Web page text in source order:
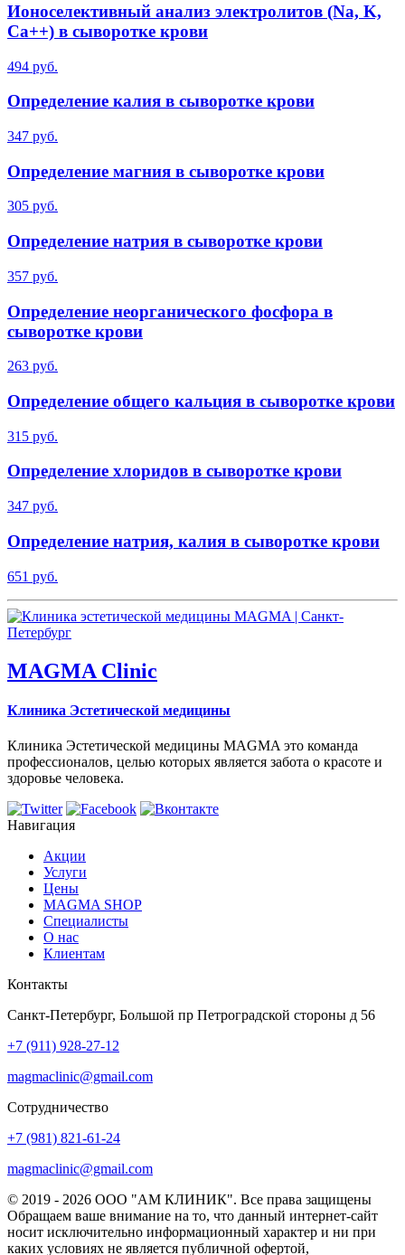
Ионоселективный анализ электролитов (Na, K,
Ca++) в сыворотке крови
494 руб.
Определение калия в сыворотке крови
347 руб.
Определение магния в сыворотке крови
305 руб.
Определение натрия в сыворотке крови
357 руб.
Определение неорганического фосфора в
сыворотке крови
263 руб.
Определение общего кальция в сыворотке крови
315 руб.
Определение хлоридов в сыворотке крови
347 руб.
Определение натрия, калия в сыворотке крови
651 руб.
MAGMA Clinic
Клиника Эстетической медицины
Клиника Эстетической медицины MAGMA это команда
профессионалов, целью которых является забота о красоте и
здоровье человека.
Навигация
Акции
Услуги
Цены
MAGMA SHOP
Специалисты
О нас
Клиентам
Контакты
Санкт-Петербург, Большой пр Петроградской стороны д 56
+7 (911) 928-27-12
magmaclinic@gmail.com
Сотрудничество
+7 (981) 821-61-24
magmaclinic@gmail.com
© 2019 - 2026 ООО "АМ КЛИНИК". Все права защищены
Обращаем ваше внимание на то, что данный интернет-сайт
носит исключительно информационный характер и ни при
каких условиях не является публичной офертой,